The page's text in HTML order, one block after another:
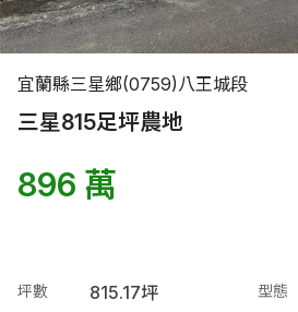
宜蘭縣三星鄉(0759)八王城段
三星815足坪農地
896 萬
坪數 815.17坪 型態